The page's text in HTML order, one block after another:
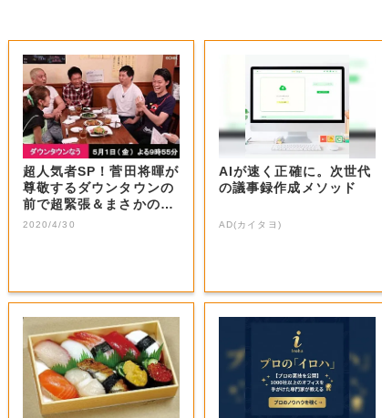
超人気者SP！菅田将暉が
尊敬するダウンタウンの
前で超緊張＆まさかの大
号泣！思いを...
2020/4/30
AIが速く正確に。次世代
の議事録作成メソッド
AD(カイタヨ)